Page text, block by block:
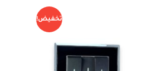
تخفيض!